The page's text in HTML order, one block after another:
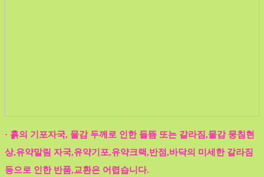
· 흙의 기포자국, 물감 두께로 인한 들뜸 또는 갈라짐,물감 뭉침현
상,유약말림 자국,유약기포,유약크랙,반점,바닥의 미세한 갈라짐
등으로 인한 반품,교환은 어렵습니다.